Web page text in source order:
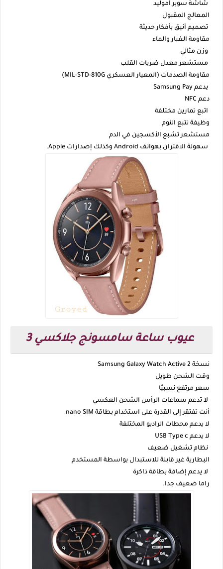
شاشة سوبر أموليد
المعالج المقبول
تصميم أنيق بأفكار حديثة
مقاومة الغبار والماء
وزن مثالي
مستشعر معدل ضربات القلب
مقاومة الصدمات (المعيار العسكري MIL-STD-810G)
يدعم Samsung Pay
دعم NFC
اتبع تمارين مختلفة
وظيفة تتبع النوم
مستشعر تشبع الأكسجين في الدم
سهولة الاقتران بهواتف Android وكذلك إصدارات Apple.
عيوب ساعة سامسونج جلاكسي 3
نسخة Samsung Galaxy Watch Active 2
وقت الشحن طويل
سعر مرتفع نسبيًا
لا تدعم سماعات الرأس الشحن العكسي
أنت تفتقر إلى القدرة على استخدام بطاقة nano SIM
لا يدعم محطات الراديو المختلفة
لا يدعم USB Type c
نظام تشغيل ضعيف
البطارية غير قابلة للاستبدال بواسطة المستخدم
لا يدعم إضافة بطاقة ذاكرة
راما ضعيف جدا.